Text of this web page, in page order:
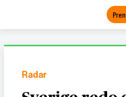
Radar